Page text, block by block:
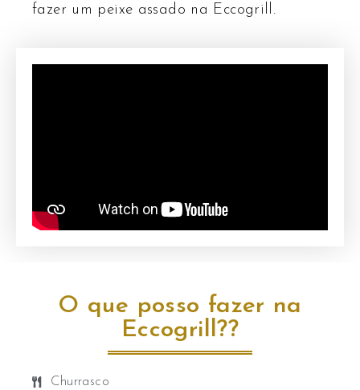
fazer um peixe assado na Eccogrill.
O que posso fazer na
Eccogrill??
Churrasco